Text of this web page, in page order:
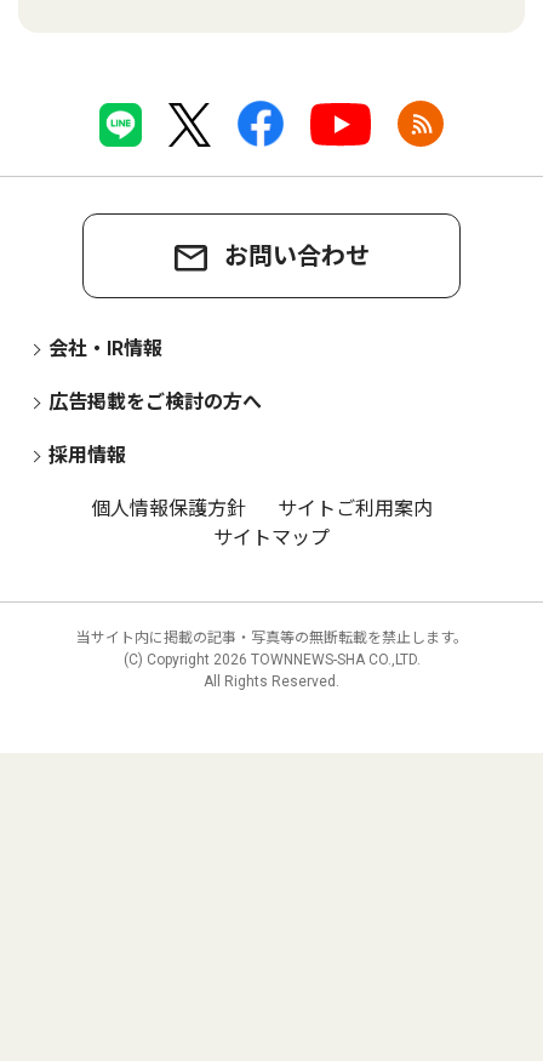
お問い合わせ
会社・IR情報
広告掲載をご検討の方へ
採用情報
個人情報保護方針
サイトご利用案内
サイトマップ
当サイト内に掲載の記事・写真等の無断転載を禁止します。
(C) Copyright 2026 TOWNNEWS-SHA CO.,LTD.
All Rights Reserved.